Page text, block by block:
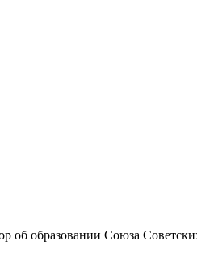
об образовании Союза